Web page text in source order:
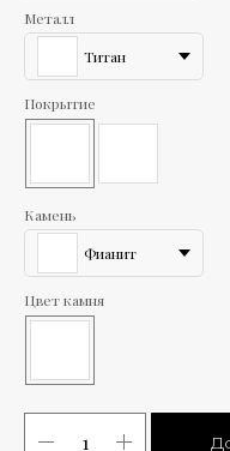
Металл
Титан
Покрытие
Камень
Фианит
Цвет камня